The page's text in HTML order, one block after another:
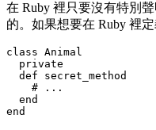
在 Ruby 裡只要沒有特別
的。如果想要在 Ruby 裡定
class Animal
  private
  def secret_method
    # ...
  end